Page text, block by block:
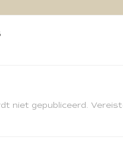
niet gepubliceerd.